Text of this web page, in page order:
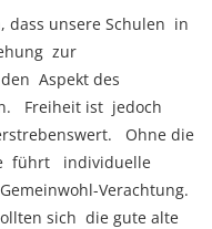
dass unsere Schulen in
zur
Aspekt des
Freiheit ist jedoch
Ohne die
führt individuelle
Verachtung.
sich die gute alte